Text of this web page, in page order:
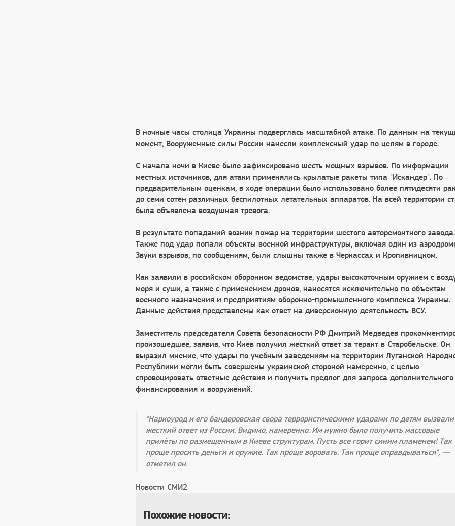
В ночные часы столица Украины подверглась масштабной атаке. По данным на
момент, Вооруженные силы России нанесли комплексный удар по целям в городе.
С начала ночи в Киеве было зафиксировано шесть мощных взрывов. По информации
местных источников, для атаки применялись крылатые ракеты типа "Искандер". По
предварительным оценкам, в ходе операции было использовано более пятидесяти
до семи сотен различных беспилотных летательных аппаратов. На всей территории
была объявлена воздушная тревога.
В результате попаданий возник пожар на территории шестого авторемонтного завода.
Также под удар попали объекты военной инфраструктуры, включая один из
Звуки взрывов, по сообщениям, были слышны также в Черкассах и Кропивницком.
Как заявили в российском оборонном ведомстве, удары высокоточным оружием с
моря и суши, а также с применением дронов, наносятся исключительно по объектам
военного назначения и предприятиям оборонно-промышленного комплекса Украины.
Данные действия представлены как ответ на диверсионную деятельность ВСУ.
Заместитель председателя Совета безопасности РФ Дмитрий Медведев
произошедшее, заявив, что Киев получил жесткий ответ за теракт в Старобельске. Он
выразил мнение, что удары по учебным заведениям на территории Луганской
Республики могли быть совершены украинской стороной намеренно, с целью
спровоцировать ответные действия и получить предлог для запроса дополнительного
финансирования и вооружений.
"Наркоурод и его бандеровская свора террористическими ударами по детям вызвали
жесткий ответ из России. Видимо, намеренно. Им нужно было получить массовые
прилёты по размещенным в Киеве структурам. Пусть все горит синим пламенем! Так
проще просить деньги и оружие. Так проще воровать. Так проще оправдываться", —
отметил он.
Новости СМИ2
Похожие новости: